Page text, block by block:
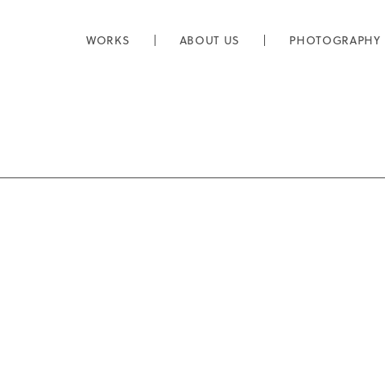
WORKS ABOUT US PHOTOGRAPHY